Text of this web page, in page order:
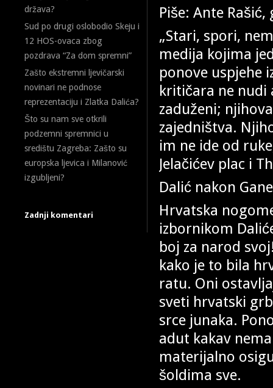
država?
Sud po drugi oslobodio Skeju i
12 HOS-ovaca zbog
pozdrava “Za dom spremni”
Zašto ekstremni ljevičarski
novinari ne podnose
reprezentaciju i Zlatka Dalića?
Što su nam sve otkrili
podzemni spremnici u
središtu Zagreba: Zašto su
europska ljevica i Milanović
izgubljeni?
Zadnji komentari
Piše: Ante
„Stari, spori,
medija kojima
ponove uspjehe
kritičara ne nudi
zaduženi;
zajedništva.
im ne ide od
Jelačićev plac i
Dalić nakon
Hrvatska
izbornikom
boj za narod
kako je to bila
ratu. Oni
sveti hrvatski
srce junaka.
adut kakav
materijalno
šoldima sve.